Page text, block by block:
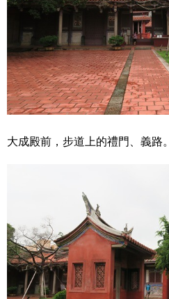
大成殿前，步道上的禮門、義路。